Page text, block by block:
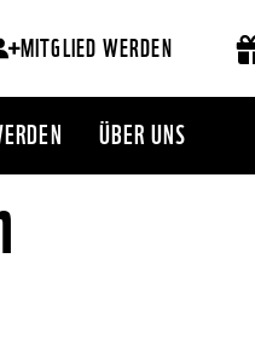
MITGLIED WERDEN
ÜBER UNS